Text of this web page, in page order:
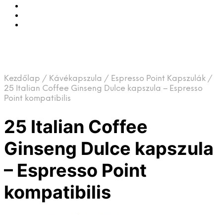
Kezdőlap / Kávékapszula / Espresso Point Kapszulák /
25 Italian Coffee Ginseng Dulce kapszula – Espresso
Point kompatibilis
25 Italian Coffee
Ginseng Dulce kapszula
– Espresso Point
kompatibilis